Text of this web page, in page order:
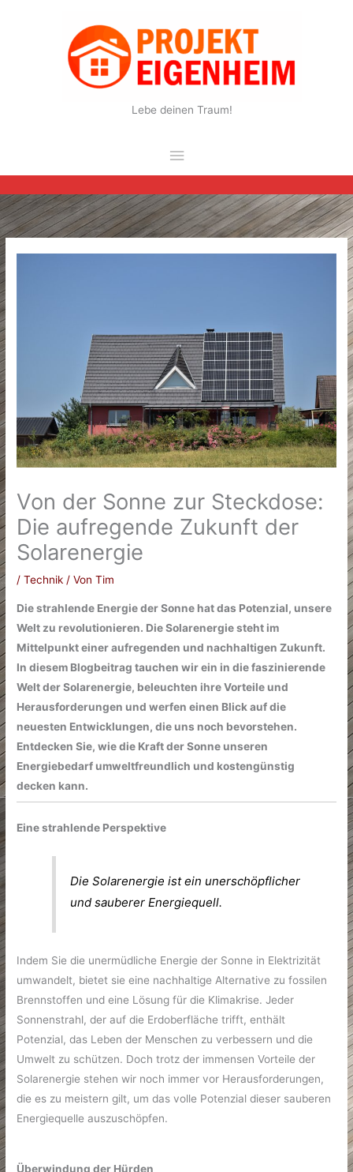
Lebe deinen Traum!
Hauptmenü
Von der Sonne zur Steckdose:
Die aufregende Zukunft der
Solarenergie
/Technik / VonTim
Die strahlende Energie der Sonne hat das Potenzial, unsere
Welt zu revolutionieren. Die Solarenergie steht im
Mittelpunkt einer aufregenden und nachhaltigen Zukunft.
In diesem Blogbeitrag tauchen wir ein in die faszinierende
Welt der Solarenergie, beleuchten ihre Vorteile und
Herausforderungen und werfen einen Blick auf die
neuesten Entwicklungen, die uns noch bevorstehen.
Entdecken Sie, wie die Kraft der Sonne unseren
Energiebedarf umweltfreundlich und kostengünstig
decken kann.
Eine strahlende Perspektive
Die Solarenergie ist ein unerschöpflicher
und sauberer Energiequell.
Indem Sie die unermüdliche Energie der Sonne in Elektrizität
umwandelt, bietet sie eine nachhaltige Alternative zu fossilen
Brennstoffen und eine Lösung für die Klimakrise. Jeder
Sonnenstrahl, der auf die Erdoberfläche trifft, enthält
Potenzial, das Leben der Menschen zu verbessern und die
Umwelt zu schützen. Doch trotz der immensen Vorteile der
Solarenergie stehen wir noch immer vor Herausforderungen,
die es zu meistern gilt, um das volle Potenzial dieser sauberen
Energiequelle auszuschöpfen.
Überwindung der Hürden